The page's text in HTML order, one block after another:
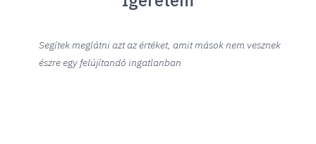
Segítek meglátni azt az értéket, amit mások nem vesznek
észre egy felújítandó ingatlanban